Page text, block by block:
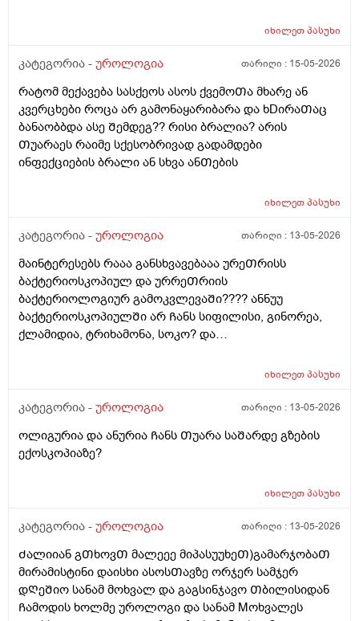
ᲨეიᲫლება იყოს Თუარა ფსიგოლოგიური და ნევროზის
ბრალი? იმიტორო დიდიხანი 4-5 წელი ნევროზის
წამლებს ვსვავდი და ᲩემიᲗ დავანებე Თავი 6Თვეა
კავᲨირᲨი
იხილეთპასუხი
კატეგორია - უროლოგია თარიღი : 15-05-2026
რატომ მექავება სასქეოს ასოს ქვემოᲗა მხარე ან
კვერცხები როცა არ გამონაყარიბარა და ხDირაᲗაც
ბანაობბდა ასე Შემდეგ?? რისი ბრალია? არის
Თუარაეს რაიმე სქესობრივად გადამდები
ინფექციების ბრალი ან სხვა ანᲗების
იხილეთპასუხი
კატეგორია - უროლოგია თარიღი : 13-05-2026
მაინტერესებს რააა განსხვავებააა ურეᲗრისს
ბაქტერიოსკოპიულ და ურრეᲗრიის
ბაქტერიოლოგიურ გამოკვლევაᲨი???? ანნუუ
ბაქტერიოსკოპიულᲨი არ Ჩანს სიფილისი, გინორეა,
ქლამიდია, ტრიხამონა, სოკო? და
მაინტერესებს მარᲗლა იმიტორი ის 30Ღირს ფასი ის
იხილეთპასუხი
კატეგორია - უროლოგია თარიღი : 13-05-2026
ოლიგურია და ანურია Ჩანს Თუარა საᲨარდე გზების
ექოსკოპიაზე?
იხილეთპასუხი
კატეგორია - უროლოგია თარიღი : 13-05-2026
Ძალიიან გᲗხოვᲗ მალეეე მიპასუუხეᲗ)გამარჯობაᲗ
მირამისტინი დაისხი ასოსᲗავზე ორჯერ სამჯერ
დᲦეᲨიო სანამ მოხვალ და გაგსინჯავო Თბილისიდან
Ჩამოდის ხოლმე უროლოგი და სანამ Mოხვალეს